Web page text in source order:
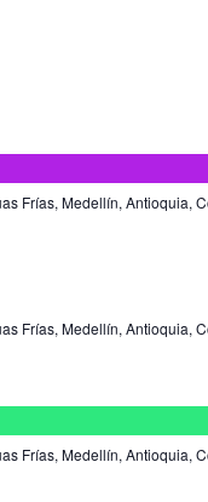
Frías, Medellín, Antioquia,
Frías, Medellín, Antioquia,
Frías, Medellín, Antioquia,